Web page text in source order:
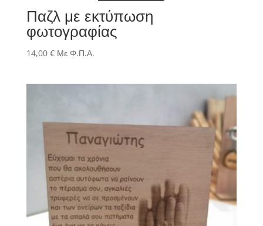
Παζλ με εκτύπωση
φωτογραφίας
14,00 € Με Φ.Π.Α.